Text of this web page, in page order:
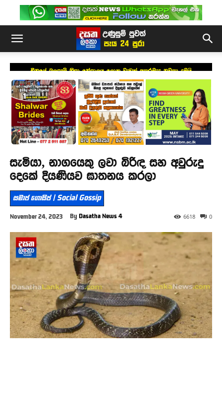
චීනයේ බලපෑම් නිසා නේපාලය ලොකු වැඩක් අතරමැද නවතා දමයි
සැමියා, නාගයෙකු ලවා බිරිඳ සහ අවුරුදු
දෙකේ දියණියව ඝාතනය කරලා
සමාජ ගොසිප් | Social Gossip
November 24, 2023 By Dasatha News 4 0
6618